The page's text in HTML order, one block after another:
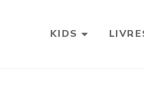
KIDS